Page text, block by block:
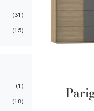
31
15
1
18